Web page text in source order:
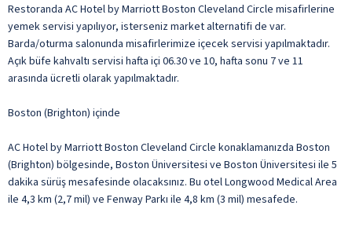
Restoranda AC Hotel by Marriott Boston Cleveland Circle misafirlerine
yemek servisi yapılıyor, isterseniz market alternatifi de var.
Barda/oturma salonunda misafirlerimize içecek servisi yapılmaktadır.
Açık büfe kahvaltı servisi hafta içi 06.30 ve 10, hafta sonu 7 ve 11
arasında ücretli olarak yapılmaktadır.
Boston (Brighton) içinde
AC Hotel by Marriott Boston Cleveland Circle konaklamanızda Boston
(Brighton) bölgesinde, Boston Üniversitesi ve Boston Üniversitesi ile 5
dakika sürüş mesafesinde olacaksınız. Bu otel Longwood Medical Area
ile 4,3 km (2,7 mil) ve Fenway Parkı ile 4,8 km (3 mil) mesafede.